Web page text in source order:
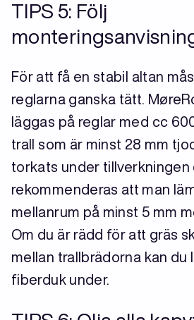
TIPS 5: Följ
För att få en stabil altan
reglarna ganska tätt.
läggas på reglar med cc
trall som är minst 28 mm
torkats under tillverkningen
rekommenderas att man
mellanrum på minst 5 mm
Om du är rädd för att gräs
mellan trallbrädorna kan du
fiberduk under.